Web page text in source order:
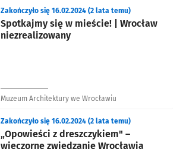
Spotkajmy się w mieście! | Wrocław
niezrealizowany
Zakończyło się 16.02.2024 (2 lata temu)
Muzeum Architektury we Wrocławiu
„Opowieści z dreszczykiem" –
wieczorne zwiedzanie Wrocławia
Zakończyło się 16.02.2024 (2 lata temu)